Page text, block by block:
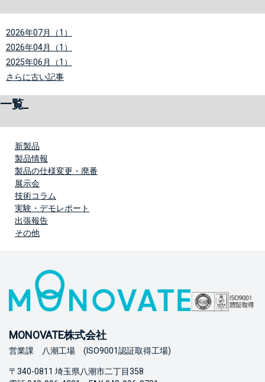
2026年07月（1）
2026年04月（1）
2025年06月（1）
さらに古い記事
一覧
新製品
製品情報
製品の仕様変更・廃番
展示会
技術コラム
実験・デモレポート
出張報告
その他
MONOVATE株式会社
営業課 八潮工場 (ISO9001認証取得工場)
〒340-0811 埼玉県八潮市二丁目358